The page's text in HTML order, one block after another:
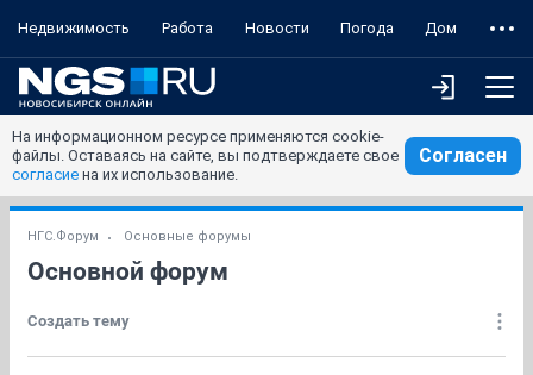
Недвижимость Работа Новости Погода Дом
На информационном ресурсе применяются cookie-
файлы. Оставаясь на сайте, вы подтверждаете свое
согласие на их использование.
Согласен
НГС.Форум Основные форумы
Основной форум
Создать тему